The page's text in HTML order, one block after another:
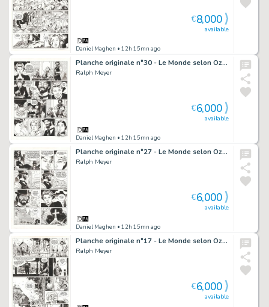
Daniel Maghen • 12h 15mn ago
available
€8,000
Planche originale n°30 - Le Monde selon Oz - Undertaker
Ralph Meyer
Daniel Maghen • 12h 15mn ago
available
€6,000
Planche originale n°27 - Le Monde selon Oz - Undertaker
Ralph Meyer
Daniel Maghen • 12h 15mn ago
available
€6,000
Planche originale n°17 - Le Monde selon Oz - Undertaker
Ralph Meyer
available
€6,000